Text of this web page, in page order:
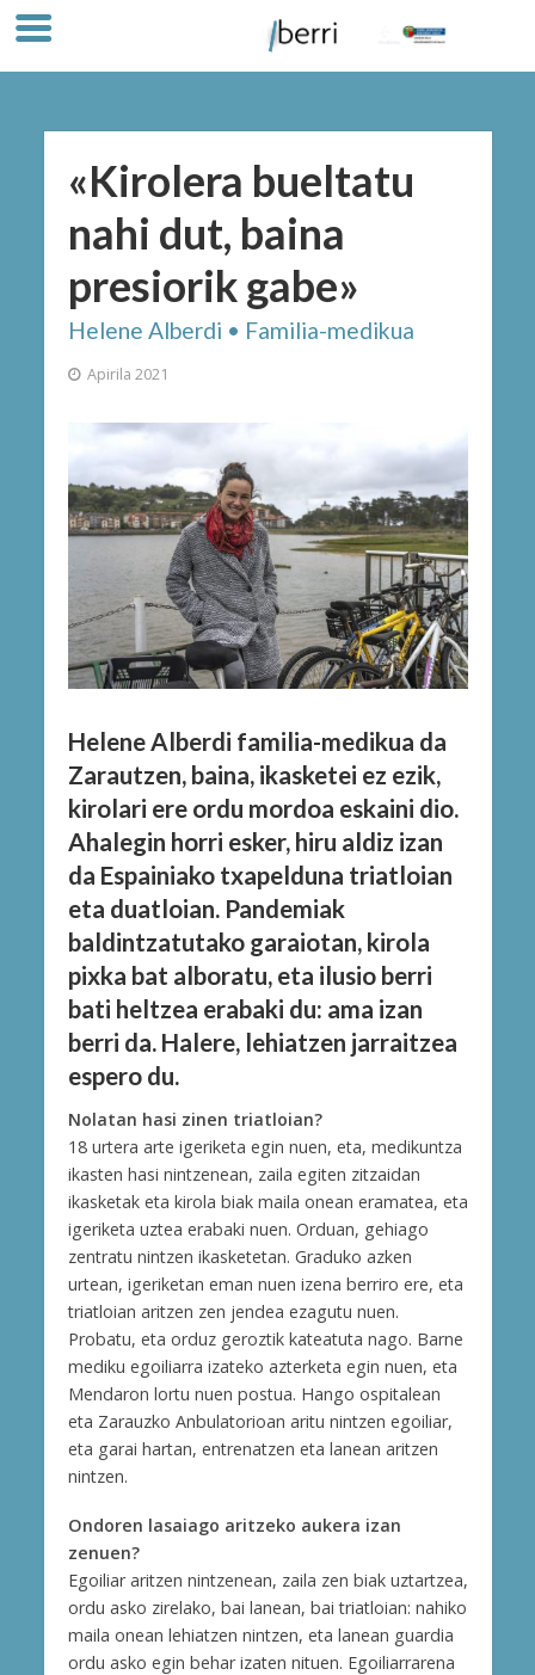
«Kirolera bueltatu
nahi dut, baina
presiorik gabe»
Helene Alberdi • Familia-medikua
Apirila 2021
Helene Alberdi familia-medikua da
Zarautzen, baina, ikasketei ez ezik,
kirolari ere ordu mordoa eskaini dio.
Ahalegin horri esker, hiru aldiz izan
da Espainiako txapelduna triatloian
eta duatloian. Pandemiak
baldintzatutako garaiotan, kirola
pixka bat alboratu, eta ilusio berri
bati heltzea erabaki du: ama izan
berri da. Halere, lehiatzen jarraitzea
espero du.
Nolatan hasi zinen triatloian?
18 urtera arte igeriketa egin nuen, eta, medikuntza
ikasten hasi nintzenean, zaila egiten zitzaidan
ikasketak eta kirola biak maila onean eramatea, eta
igeriketa uztea erabaki nuen. Orduan, gehiago
zentratu nintzen ikasketetan. Graduko azken
urtean, igeriketan eman nuen izena berriro ere, eta
triatloian aritzen zen jendea ezagutu nuen.
Probatu, eta orduz geroztik kateatuta nago. Barne
mediku egoiliarra izateko azterketa egin nuen, eta
Mendaron lortu nuen postua. Hango ospitalean
eta Zarauzko Anbulatorioan aritu nintzen egoiliar,
eta garai hartan, entrenatzen eta lanean aritzen
nintzen.
Ondoren lasaiago aritzeko aukera izan
zenuen?
Egoiliar aritzen nintzenean, zaila zen biak uztartzea,
ordu asko zirelako, bai lanean, bai triatloian: nahiko
maila onean lehiatzen nintzen, eta lanean guardia
ordu asko egin behar izaten nituen. Egoiliarrarena